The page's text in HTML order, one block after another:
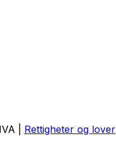
| Rettigheter og lover